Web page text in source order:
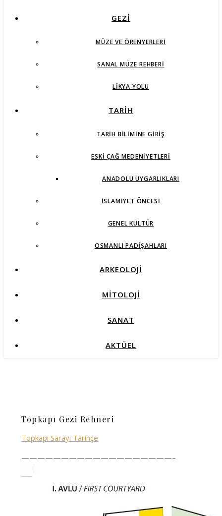
GEZİ
MÜZE VE ÖRENYERLERI
SANAL MÜZE REHBERI
LIKYA YOLU
TARİH
TARIH BILIMINE GIRIŞ
ESKI ÇAĞ MEDENIYETLERI
ANADOLU UYGARLIKLARI
İSLAMIYET ÖNCESI
GENEL KÜLTÜR
OSMANLI PADIŞAHLARI
ARKEOLOJİ
MİTOLOJİ
SANAT
AKTÜEL
Topkapı Gezi Rehneri
Topkapı Sarayı Tarihçe
———————————————————–